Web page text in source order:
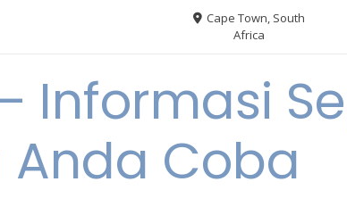
Cape Town, South
Africa
Informasi
Anda Coba